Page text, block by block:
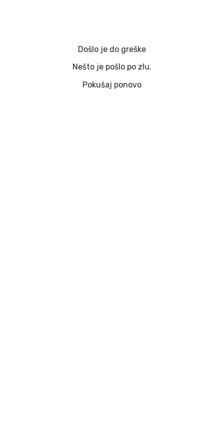
Došlo je do greške
Nešto je pošlo po zlu.
Pokušaj ponovo